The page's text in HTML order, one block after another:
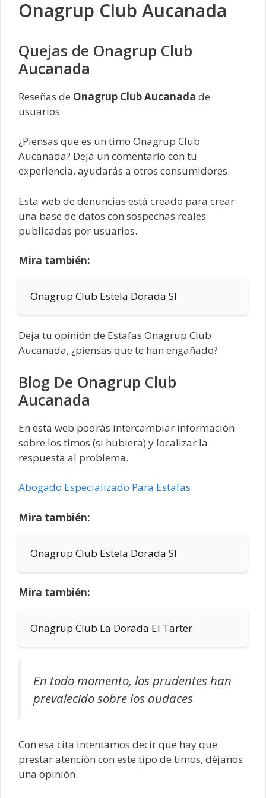
Onagrup Club Aucanada
Quejas de Onagrup Club
Aucanada
Reseñas de Onagrup Club Aucanada de
usuarios
¿Piensas que es un timo Onagrup Club
Aucanada? Deja un comentario con tu
experiencia, ayudarás a otros consumidores.
Esta web de denuncias está creado para crear
una base de datos con sospechas reales
publicadas por usuarios.
Mira también:
Onagrup Club Estela Dorada Sl
Deja tu opinión de Estafas Onagrup Club
Aucanada, ¿piensas que te han engañado?
Blog De Onagrup Club
Aucanada
En esta web podrás intercambiar información
sobre los timos (si hubiera) y localizar la
respuesta al problema.
Abogado Especializado Para Estafas
Mira también:
Onagrup Club Estela Dorada Sl
Mira también:
Onagrup Club La Dorada El Tarter
En todo momento, los prudentes han
prevalecido sobre los audaces
Con esa cita intentamos decir que hay que
prestar atención con este tipo de timos, déjanos
una opinión.